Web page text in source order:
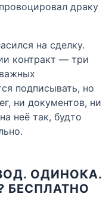
драку
на сделку.
контракт — три
подписывать, но
ни документов, ни
неё так, будто
ОДИНОКА.
БЕСПЛАТНО